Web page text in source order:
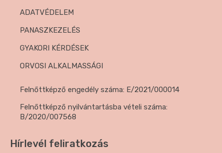
ADATVÉDELEM
PANASZKEZELÉS
GYAKORI KÉRDÉSEK
ORVOSI ALKALMASSÁGI
Felnőttképző engedély száma: E/2021/000014
Felnőttképző nyilvántartásba vételi száma:
B/2020/007568
Hírlevél feliratkozás